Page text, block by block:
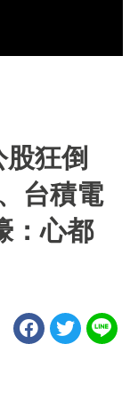
狂倒
台積電
：心都